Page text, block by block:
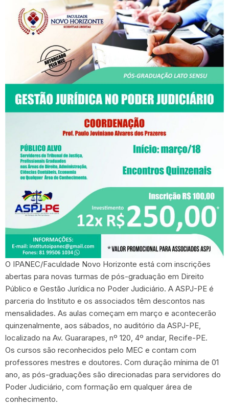
O IPANEC/Faculdade Novo Horizonte está com inscrições
abertas para novas turmas de pós-graduação em Direito
Público e Gestão Jurídica no Poder Judiciário. A ASPJ-PE é
parceria do Instituto e os associados têm descontos nas
mensalidades. As aulas começam em março e acontecerão
quinzenalmente, aos sábados, no auditório da ASPJ-PE,
localizado na Av. Guararapes, nº 120, 4º andar, Recife-PE.
Os cursos são reconhecidos pelo MEC e contam com
professores mestres e doutores. Com duração mínima de 01
ano, as pós-graduações são direcionadas para servidores do
Poder Judiciário, com formação em qualquer área de
conhecimento.